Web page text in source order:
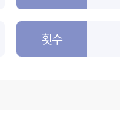
횟수